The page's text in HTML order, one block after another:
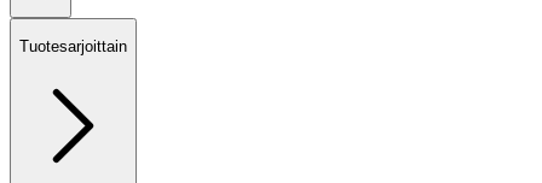
Tuotesarjoittain